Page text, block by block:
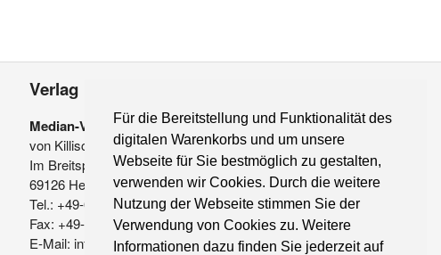
Für die Bereitstellung und Funktionalität des
digitalen Warenkorbs und um unsere
Webseite für Sie bestmöglich zu gestalten,
verwenden wir Cookies. Durch die weitere
Nutzung der Webseite stimmen Sie der
Verwendung von Cookies zu. Weitere
Informationen dazu finden Sie jederzeit auf
Verlag
Median-Verlag
von Killisch-Horn GmbH
Im Breitspiel 11 a
69126 Heidelberg
Tel.: +49-6221-90 509-0
Fax: +49-6221-90 509-20
E-Mail: info@median-verlag.de